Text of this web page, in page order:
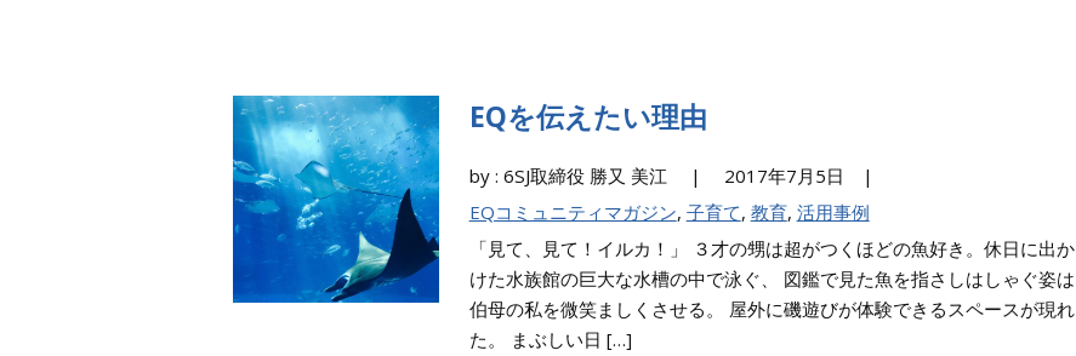
EQを伝えたい理由
by : 6SJ取締役 勝又 美江 |
2017年7月5日 |
EQコミュニティマガジン, 子育て, 教育, 活用事例
「見て、見て！イルカ！」 ３才の甥は超がつくほどの魚好き。休日に出か
けた水族館の巨大な水槽の中で泳ぐ、 図鑑で見た魚を指さしはしゃぐ姿は
伯母の私を微笑ましくさせる。 屋外に磯遊びが体験できるスペースが現れ
た。 まぶしい日 […]